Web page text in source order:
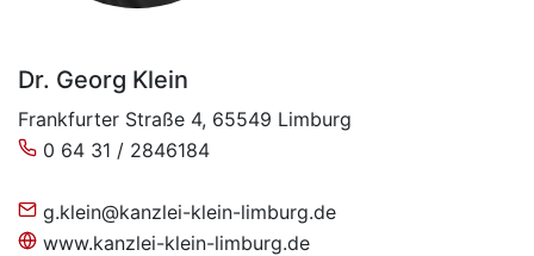
Dr. Georg Klein
Frankfurter Straße 4, 65549 Limburg
0 64 31 / 2846184
g.klein@kanzlei-klein-limburg.de
www.kanzlei-klein-limburg.de